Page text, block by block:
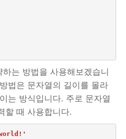
는 방법을 사용해보겠습니
법은 문자열의 길이를 몰라
는 방식입니다. 주로 문자열
할 때 사용합니다.